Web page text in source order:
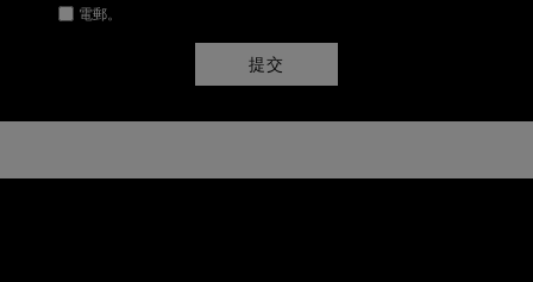
電郵。
提交